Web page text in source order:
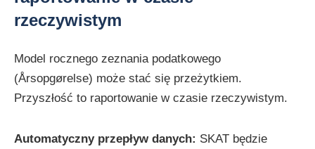
rzeczywistym
Model rocznego zeznania podatkowego
(Årsopgørelse) może stać się przeżytkiem.
Przyszłość to raportowanie w czasie rzeczywistym.
Automatyczny przepływ danych: SKAT będzie